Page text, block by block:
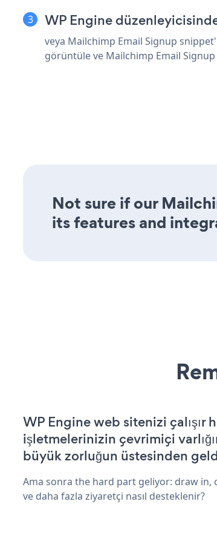
WP Engine
veya Mailchimp Email Signup
görüntüle ve Mailchimp Email
Not sure if our
its features and
WP Engine web sitenizi çalışır
işletmelerinizin çevrimiçi
büyük zorluğun üstesinden
Ama sonra the hard part geliyor: draw in,
ve daha fazla ziyaretçi nasıl desteklenir?